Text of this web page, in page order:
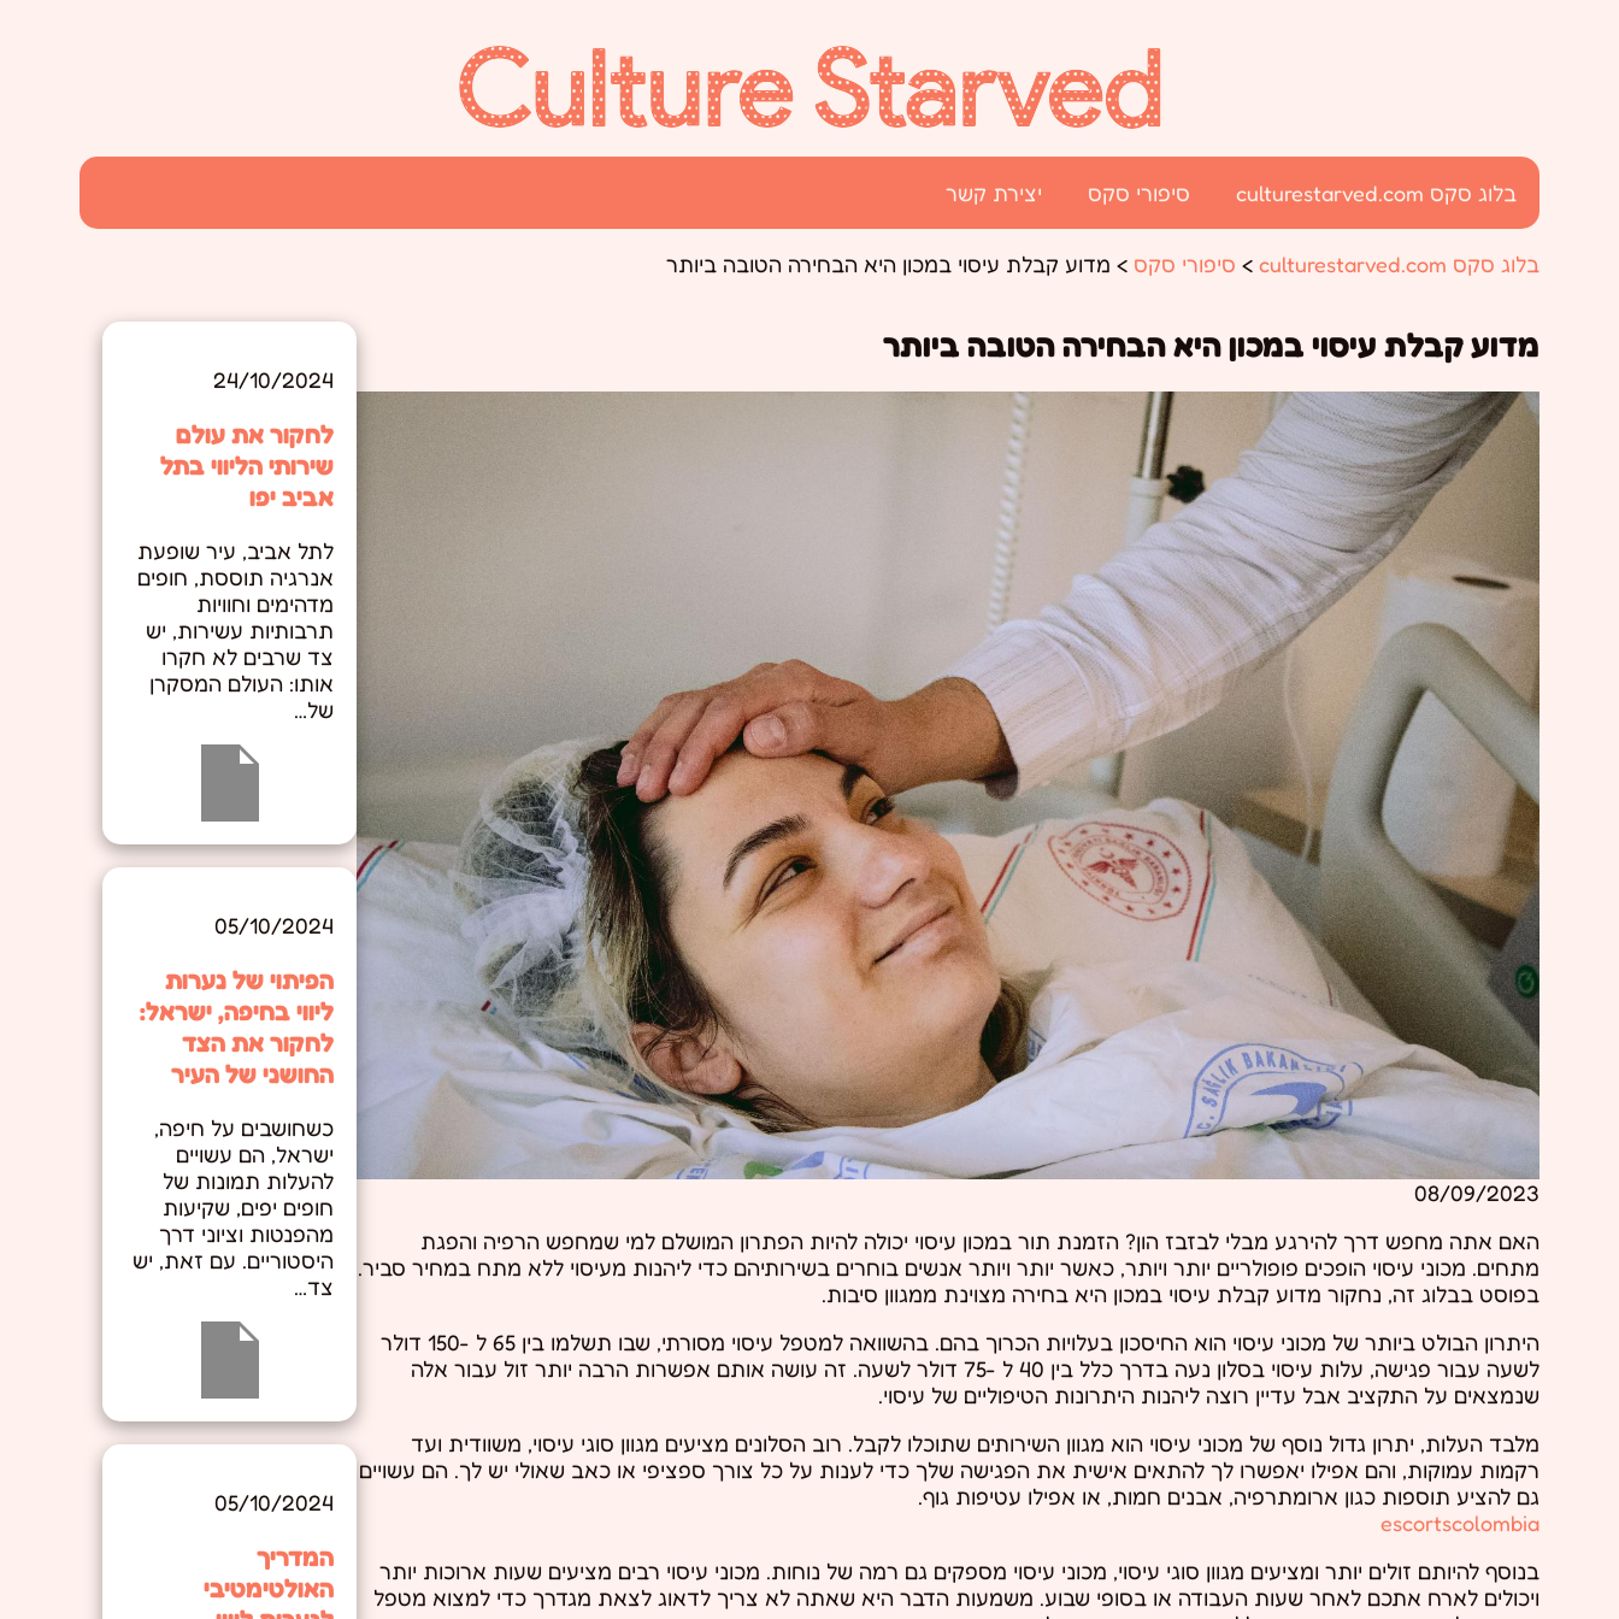
בלוג סקס culturestarved.com סיפורי סקס יצירת קשר
בלוג סקס culturestarved.com > סיפורי סקס > מדוע קבלת עיסוי במכון היא הבחירה הטובה ביותר
מדוע קבלת עיסוי במכון היא הבחירה הטובה ביותר
08/09/2023
האם אתה מחפש דרך להירגע מבלי לבזבז הון? הזמנת תור במכון עיסוי יכולה להיות הפתרון המושלם למי שמחפש הרפיה והפגת
מתחים. מכוני עיסוי הופכים פופולריים יותר ויותר, כאשר יותר ויותר אנשים בוחרים בשירותיהם כדי ליהנות מעיסוי ללא מתח במחיר סביר.
בפוסט בבלוג זה, נחקור מדוע קבלת עיסוי במכון היא בחירה מצוינת ממגוון סיבות.
היתרון הבולט ביותר של מכוני עיסוי הוא החיסכון בעלויות הכרוך בהם. בהשוואה למטפל עיסוי מסורתי, שבו תשלמו בין 65 ל -150 דולר
לשעה עבור פגישה, עלות עיסוי בסלון נעה בדרך כלל בין 40 ל -75 דולר לשעה. זה עושה אותם אפשרות הרבה יותר זול עבור אלה
שנמצאים על התקציב אבל עדיין רוצה ליהנות היתרונות הטיפוליים של עיסוי.
מלבד העלות, יתרון גדול נוסף של מכוני עיסוי הוא מגוון השירותים שתוכלו לקבל. רוב הסלונים מציעים מגוון סוגי עיסוי, משוודית ועד
רקמות עמוקות, והם אפילו יאפשרו לך להתאים אישית את הפגישה שלך כדי לענות על כל צורך ספציפי או כאב שאולי יש לך. הם עשויים
גם להציע תוספות כגון ארומתרפיה, אבנים חמות, או אפילו עטיפות גוף.
escortscolombia
בנוסף להיותם זולים יותר ומציעים מגוון סוגי עיסוי, מכוני עיסוי מספקים גם רמה של נוחות. מכוני עיסוי רבים מציעים שעות ארוכות יותר
ויכולים לארח אתכם לאחר שעות העבודה או בסופי שבוע. משמעות הדבר היא שאתה לא צריך לדאוג לצאת מגדרך כדי למצוא מטפל
24/10/2024
לחקור את עולם
שירותי הליווי בתל
אביב יפו
לתל אביב, עיר שופעת
אנרגיה תוססת, חופים
מדהימים וחוויות
תרבותיות עשירות, יש
צד שרבים לא חקרו
אותו: העולם המסקרן
של…
05/10/2024
הפיתוי של נערות
ליווי בחיפה, ישראל:
לחקור את הצד
החושני של העיר
כשחושבים על חיפה,
ישראל, הם עשויים
להעלות תמונות של
חופים יפים, שקיעות
מהפנטות וציוני דרך
היסטוריים. עם זאת, יש
צד…
05/10/2024
המדריך
האולטימטיבי